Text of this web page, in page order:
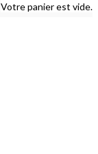
Votre panier est vide.